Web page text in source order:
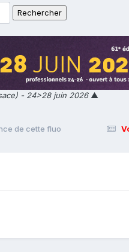
- 24>28 juin 2026▲
de cette fluo